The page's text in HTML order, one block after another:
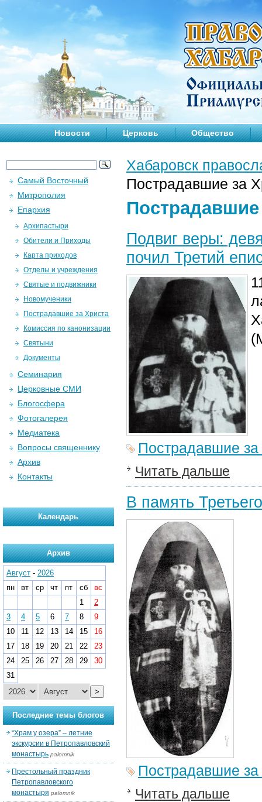
Новости Церковь Общество
Хабаровск
Пострадавшие за
Пострадавшие
Подвиг веры:
почил Третий
Пострадавшие за
Читать дальше
В память
Пострадавшие за
Читать дальше
Самый Восточный
Митрополия
Епархия
Архипастыри
Обители и Приходы
Карта приходов
Отделы и учреждения
Святые и подвижники
Новомученики
Пострадавшие за Христа
Комиссия по канонизации
Святыни
Документы
Семинария
Церковные СМИ
Блогосфера
Фотогалерея
Медиатека
Вопросы священнику
Архив
Контакты
Календарь
Архив
Август - 2026
пн
вт ср чт пт сб
вс
1
2
3
4 5 6 7 8
9
10
11 12 13 14 15
16
17
18 19 20 21 22
23
24
25 26 27 28 29
30
31
>
Последние темы блогов
“Храм у озера” – летние
экскурсии в Петропавловский
монастырь palomnik
Престольный праздник
Петропавловского
монастыря palomnik